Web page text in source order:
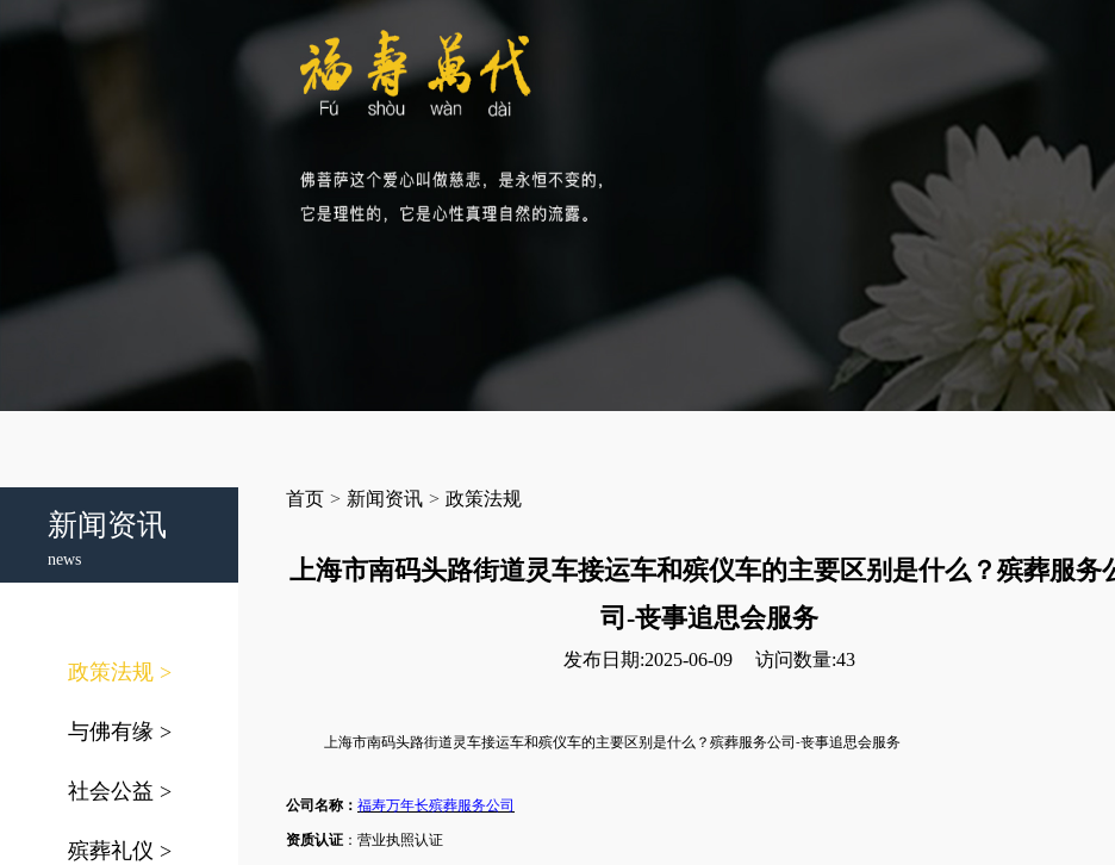
新闻资讯
news
政策法规 >
与佛有缘 >
社会公益 >
殡葬礼仪 >
首页 > 新闻资讯 > 政策法规
上海市南码头路街道灵车接运车和殡仪车的主要区别是什么？殡葬服务
司-丧事追思会服务
发布日期:2025-06-09 访问数量:43
上海市南码头路街道灵车接运车和殡仪车的主要区别是什么 ？ 殡葬服务公司-丧事追思会服务
公司名称： 福寿万年长殡葬服务公司
资质认证 ：营业执照认证